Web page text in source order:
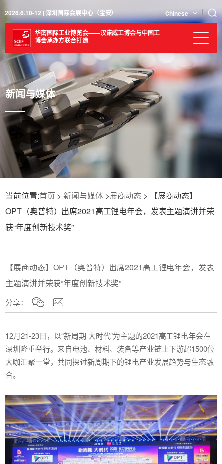
2026.6.10-12 | 深圳国际会展中心（宝安） Chinese
华南国际工业博览会——汉诺威工博会与中国工
博会承办方联合打造
新闻与媒体
当前位置:首页 >新闻与媒体 >展商动态 > 【展商动态】
OPT（奥普特）出席2021高工锂电年会，发表主题演讲并荣
获“年度创新技术奖”
【展商动态】OPT（奥普特）出席2021高工锂电年会，发表
主题演讲并荣获“年度创新技术奖”
分享：
12月21-23日，以“新周期 大时代”为主题的2021高工锂电年会在
深圳隆重举行。来自电池、材料、装备等产业链上下游超1500位
大咖汇聚一堂，共同探讨新周期下的锂电产业发展趋势与生态融
合。